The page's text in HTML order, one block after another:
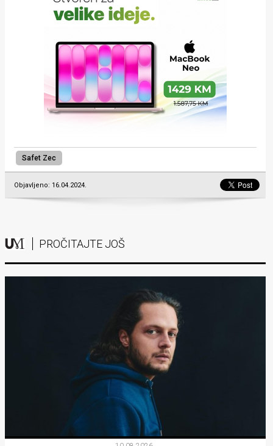
Safet Zec
Objavljeno: 16.04.2024.
PROČITAJTE JOŠ